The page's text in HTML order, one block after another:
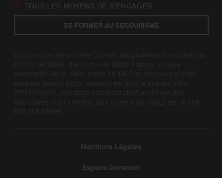
TOUS LES MOYENS DE S’ENGAGER
SE FORMER AU SECOURISME
Mentions Légales
Espace Donateur